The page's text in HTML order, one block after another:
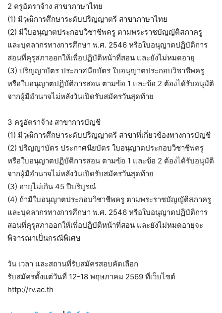
2 ครูอัตราจ้าง สาขาภาษาไทย
(1) มีวุฒิการศึกษาระดับปริญญาตรี สาขาภาษาไทย
(2) มีใบอนุญาตประกอบวิชาชีพครู ตามพระราชบัญญัติสภาครู
และบุคลากรทางการศึกษา พ.ศ. 2546 หรือใบอนุญาตปฏิบัติการ
สอนที่คุรุสภาออกให้เพื่อปฏิบัติหน้าที่สอน และยังไม่หมดอายุ
(3) ปริญญาบัตร ประกาศนียบัตร ใบอนุญาตประกอบวิชาชีพครู
หรือใบอนุญาตปฏิบัติการสอน ตามข้อ 1 และข้อ 2 ต้องได้รับอนุมัติ
จากผู้มีอำนาจไม่หลังวันเปิดรับสมัครวันสุดท้าย
3 ครูอัตราจ้าง สาขาการบัญชี
(1) มีวุฒิการศึกษาระดับปริญญาตรี สาขาที่เกี่ยวข้องทางการบัญชี
(2) ปริญญาบัตร ประกาศนียบัตร ใบอนุญาตประกอบวิชาชีพครู
หรือใบอนุญาตปฏิบัติการสอน ตามข้อ 1 และข้อ 2 ต้องได้รับอนุมัติ
จากผู้มีอำนาจไม่หลังวันเปิดรับสมัครวันสุดท้าย
(3) อายุไม่เกิน 45 ปีบริบูรณ์
(4) ถ้ามีใบอนุญาตประกอบวิชาชีพครู ตามพระราชบัญญัติสภาครู
และบุคลากรทางการศึกษา พ.ศ. 2546 หรือใบอนุญาตปฏิบัติการ
สอนที่คุรุสภาออกให้เพื่อปฏิบัติหน้าที่สอน และยังไม่หมดอายุจะ
พิจารณาเป็นกรณีพิเศษ
วัน เวลา และสถานที่รับสมัครสอบคัดเลือก
รับสมัครตั้งแต่วันที่ 12-18 พฤษภาคม 2569 ที่เว็บไซต์
http://rv.ac.th